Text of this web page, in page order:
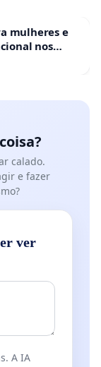
mulheres e
nos
calado.
e fazer
ver
A IA